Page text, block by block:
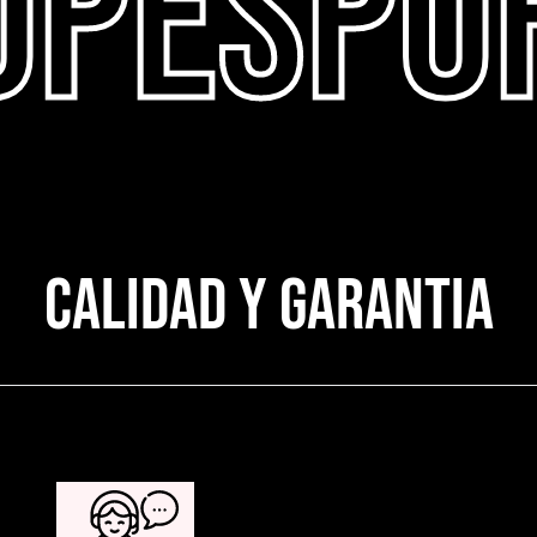
CALIDAD Y GARANTIA